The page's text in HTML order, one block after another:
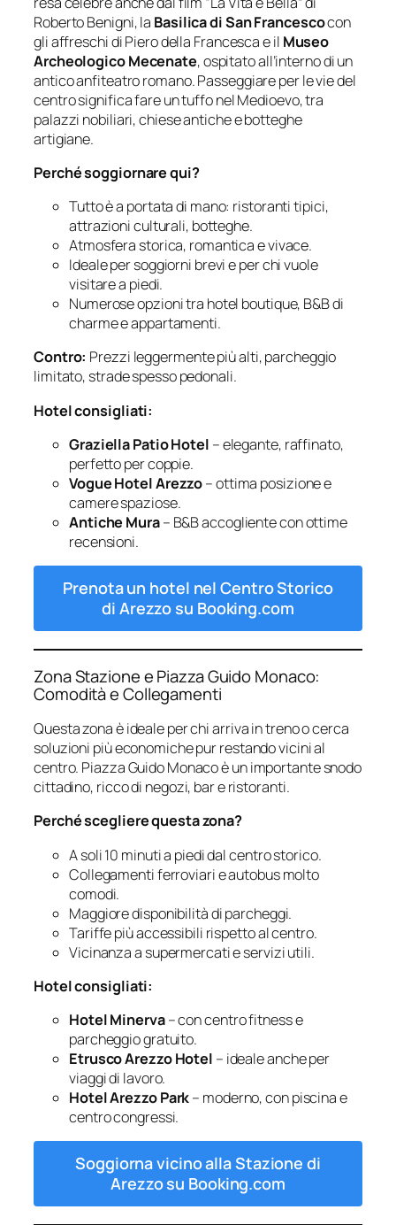
Roberto Benigni, la Basilica di San Francescocon
gli affreschi di Piero della Francesca e il Museo
Archeologico Mecenate, ospitato all’interno di un
antico anfiteatro romano. Passeggiare per le vie del
centro significa fare un tuffo nel Medioevo, tra
palazzi nobiliari, chiese antiche e botteghe
artigiane.
Perché soggiornare qui?
Tutto è a portata di mano: ristoranti tipici,
attrazioni culturali, botteghe.
Atmosfera storica, romantica e vivace.
Ideale per soggiorni brevi e per chi vuole
visitare a piedi.
Numerose opzioni tra hotel boutique, B&B di
charme e appartamenti.
Contro: Prezzi leggermente più alti, parcheggio
limitato, strade spesso pedonali.
Hotel consigliati:
Graziella Patio Hotel – elegante, raffinato,
perfetto per coppie.
Vogue Hotel Arezzo– ottima posizione e
camere spaziose.
Antiche Mura– B&B accogliente con ottime
recensioni.
Prenota un hotel nel Centro Storico
di Arezzo su Booking.com
Zona Stazione e Piazza Guido Monaco:
Comodità e Collegamenti
Questa zona è ideale per chi arriva in treno o cerca
soluzioni più economiche pur restando vicini al
centro. Piazza Guido Monaco è un importante snodo
cittadino, ricco di negozi, bar e ristoranti.
Perché scegliere questa zona?
A soli 10 minuti a piedi dal centro storico.
Collegamenti ferroviari e autobus molto
comodi.
Maggiore disponibilità di parcheggi.
Tariffe più accessibili rispetto al centro.
Vicinanza a supermercati e servizi utili.
Hotel consigliati:
Hotel Minerva– con centro fitness e
parcheggio gratuito.
Etrusco Arezzo Hotel – ideale anche per
viaggi di lavoro.
Hotel Arezzo Park– moderno, con piscina e
centro congressi.
Soggiorna vicino alla Stazione di
Arezzo su Booking.com